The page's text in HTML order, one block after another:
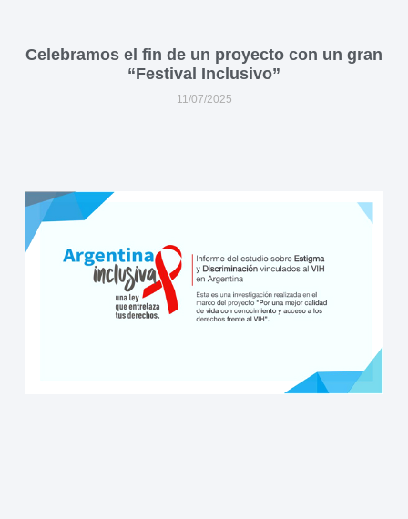
Celebramos el fin de un proyecto con un gran
“Festival Inclusivo”
11/07/2025